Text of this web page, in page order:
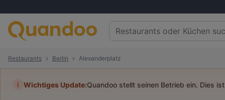
Restaurants Berlin Alexanderplatz
i Wichtiges Update:Quandoo stellt seinen Betrieb ein. Dies